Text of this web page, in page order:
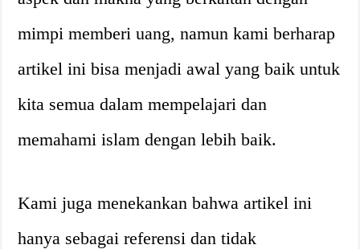
mimpi memberi uang, namun kami berharap
artikel ini bisa menjadi awal yang baik untuk
kita semua dalam mempelajari dan
memahami islam dengan lebih baik.
Kami juga menekankan bahwa artikel ini
hanya sebagai referensi dan tidak